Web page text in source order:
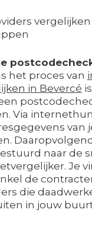
het proces van
in Bevercé
Via
van
naar de
Je
de
die
in jouw